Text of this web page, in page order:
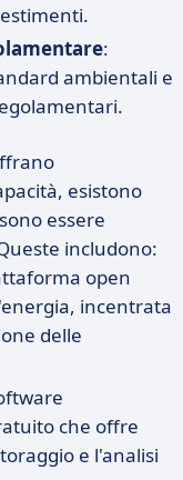
:
ambientali e
esistono
essere
includono:
open
incentrata
delle
che offre
e l'analisi